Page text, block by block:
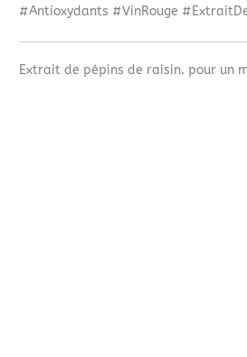
#Antioxydants #VinRouge
Extrait de pépins de raisin. pour un